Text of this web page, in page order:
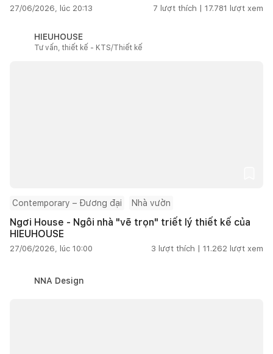
27/06/2026, lúc 20:13 7 lượt thích | 17.781 lượt xem
HIEUHOUSE
Tư vấn, thiết kế - KTS/Thiết kế
Contemporary – Đương đại Nhà vườn
Ngơi House - Ngôi nhà "vẽ trọn" triết lý thiết kế của
HIEUHOUSE
27/06/2026, lúc 10:00 3 lượt thích | 11.262 lượt xem
NNA Design